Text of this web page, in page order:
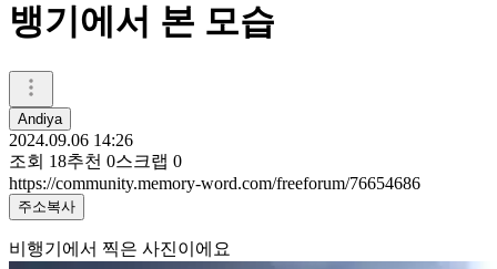
뱅기에서 본 모습
Andiya
2024.09.06 14:26
조회 18추천 0스크랩 0
https://community.memory-word.com/freeforum/76654686
주소복사
비행기에서 찍은 사진이에요